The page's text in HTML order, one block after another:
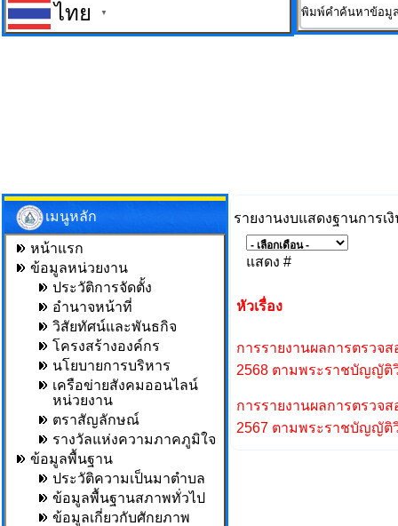
ไทย ▼
เมนูหลัก
หน้าแรก
ข้อมูลหน่วยงาน
ประวัติการจัดตั้ง
อำนาจหน้าที่
วิสัยทัศน์และพันธกิจ
โครงสร้างองค์กร
นโยบายการบริหาร
เครือข่ายสังคมออนไลน์
หน่วยงาน
ตราสัญลักษณ์
รางวัลแห่งความภาคภูมิใจ
ข้อมูลพื้นฐาน
ประวัติความเป็นมาตำบล
ข้อมูลพื้นฐานสภาพทั่วไป
ข้อมูลเกี่ยวกับศักยภาพ
รายงานงบแสดงฐานการเ
แสดง #
หัวเรื่อง
การรายงานผลการตรวจ
2568 ตามพระราชบัญญัติ
การรายงานผลการตรวจ
2567 ตามพระราชบัญญัติ